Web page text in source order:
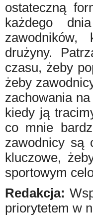
ostateczną
każdego
drużyny.
czasu, żeby
żeby
zachowania
kiedy ją
co mnie
zawodnicy są
kluczowe,
sportowym
Redakcja:
priorytetem w